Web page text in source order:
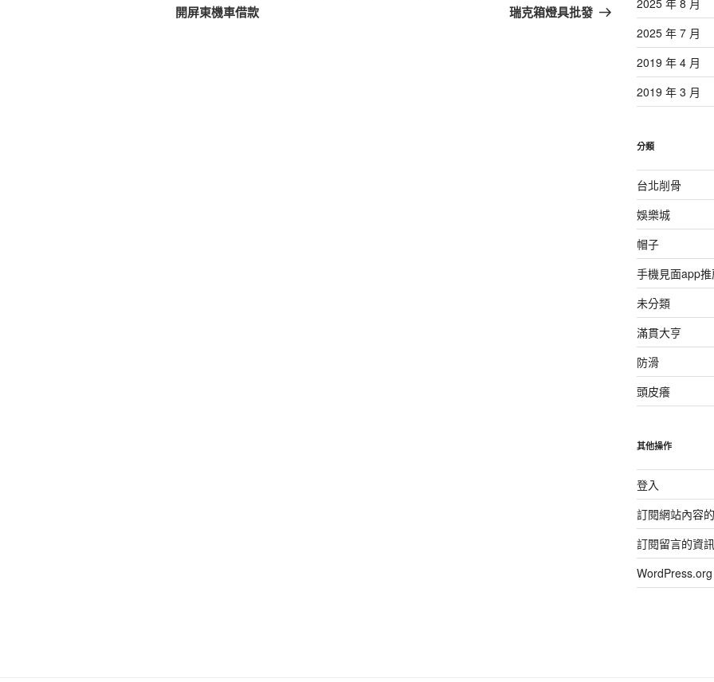
導
篇
開屏東機車借款
篇
瑞克箱燈具批發
2025 年 8 月
2025 年 7 月
2019 年 4 月
2019 年 3 月
分類
台北削骨
娛樂城
帽子
手機見面app推
未分類
滿貫大亨
防滑
頭皮癢
其他操作
登入
訂閱網站內容
訂閱留言的資